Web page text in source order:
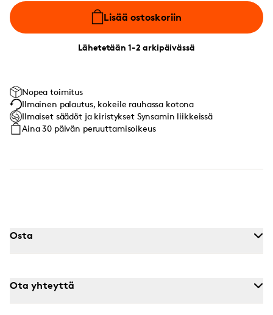
Lisää ostoskoriin
Lähetetään 1-2 arkipäivässä
Nopea toimitus
Ilmainen palautus, kokeile rauhassa kotona
Ilmaiset säädöt ja kiristykset Synsamin liikkeissä
Aina 30 päivän peruuttamisoikeus
Osta
Ota yhteyttä